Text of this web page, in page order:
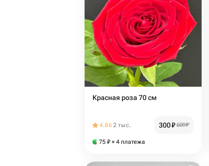
Красная роза 70 см
4.862 тыс. 300₽ 600₽
75 ₽ × 4 платежа